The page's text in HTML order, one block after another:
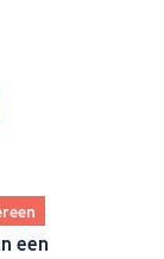
een